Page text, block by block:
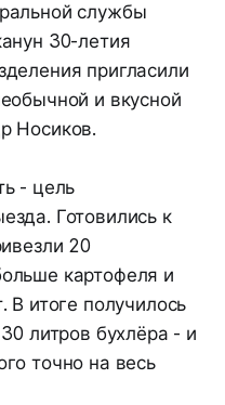
службы
30-летия
пригласили
и вкусной
Носиков.
- цель
Готовились к
20
картофеля и
В итоге получилось
литров бухлёра - и
точно на весь